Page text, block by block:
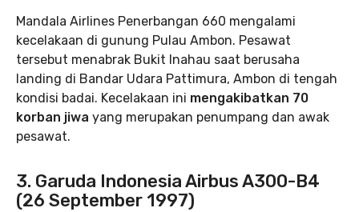
Mandala Airlines Penerbangan 660 mengalami
kecelakaan di gunung Pulau Ambon. Pesawat
tersebut menabrak Bukit Inahau saat berusaha
landing di Bandar Udara Pattimura, Ambon di tengah
kondisi badai. Kecelakaan ini mengakibatkan 70
korban jiwa yang merupakan penumpang dan awak
pesawat.
3. Garuda Indonesia Airbus A300-B4
(26 September 1997)